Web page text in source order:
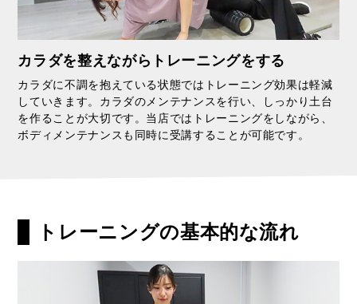
カラダを整えながらトレーニングをする
カラダに不調を抱えている状態ではトレーニング効果は軽減
していきます。カラダのメンテナンスを行い、しっかり土台
を作ることが大切です。当店ではトレーニングをしながら、
ボディメンテナンスも同時に受講することが可能です。
トレーニングの基本的な流れ